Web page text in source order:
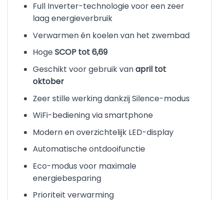
Full Inverter-technologie voor een zeer
laag energieverbruik
Verwarmen én koelen van het zwembad
HogeSCOP tot 6,69
Geschikt voor gebruik vanapril tot
oktober
Zeer stille werking dankzij Silence-modus
WiFi-bediening via smartphone
Modern en overzichtelijk LED-display
Automatische ontdooifunctie
Eco-modus voor maximale
energiebesparing
Prioriteit verwarming